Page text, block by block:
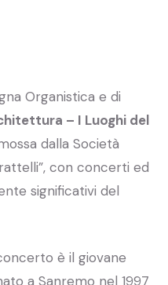
Organistica e di
– I Luoghi del
dalla Società
con concerti ed
significativi del
è il giovane
a Sanremo nel 1997